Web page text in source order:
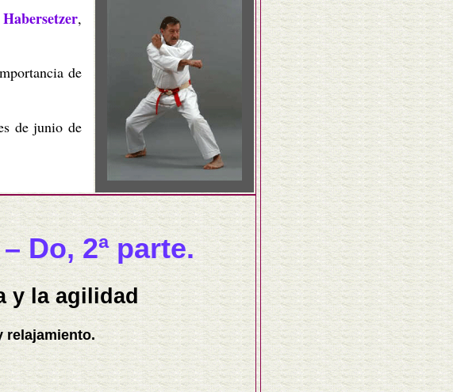
,
de
de junio de
Do, 2ª parte.
la agilidad
relajamiento.